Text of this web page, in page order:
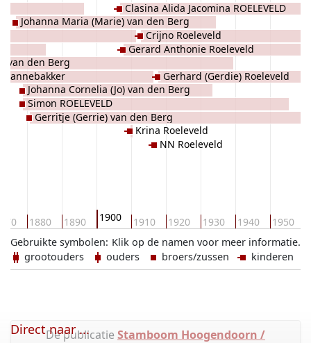
1880 1890 1900 1910 1920 1930 1940 1950
van den Berg
Pannebakker
Johanna Maria (Marie) van den Berg
Johanna Cornelia (Jo) van den Berg
Simon ROELEVELD
Gerritje (Gerrie) van den Berg
Clasina Alida Jacomina ROELEVELD
Gerard Anthonie Roeleveld
Krina Roeleveld
Crijno Roeleveld
NN Roeleveld
Gerhard (Gerdie) Roeleveld
Klik op de namen voor meer informatie.
Gebruikte symbolen:
grootouders
ouders broers/zussen kinderen
De publicatie Stamboom Hoogendoorn /
Direct naar ...